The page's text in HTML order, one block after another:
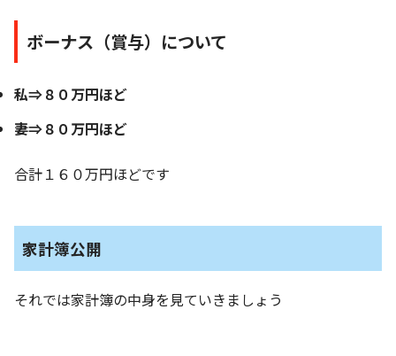
ボーナス（賞与）について
私⇒８０万円ほど
妻⇒８０万円ほど
合計１６０万円ほどです
家計簿公開
それでは家計簿の中身を見ていきましょう